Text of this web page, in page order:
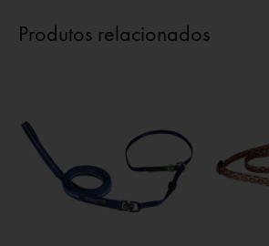
Produtos relacionados